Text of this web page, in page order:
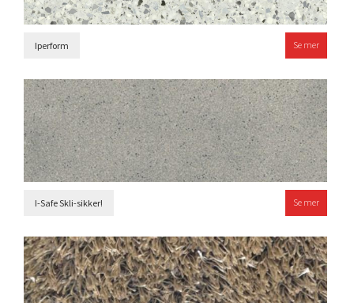
Iperform Se mer
I-Safe Skli-sikker! Se mer